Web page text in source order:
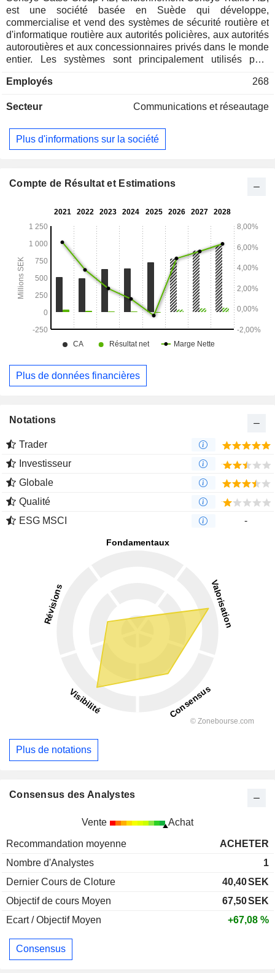
est une société basée en Suède qui développe,
commercialise et vend des systèmes de sécurité routière et
d'informatique routière aux autorités policières, aux autorités
autoroutières et aux concessionnaires privés dans le monde
entier. Les systèmes sont principalement utilisés pour
principal produit de la société est le radar de poursuite
vitesse de chaque véhicule indépendamment des conditions
fins telles que le contrôle de la vitesse, le contrôle des feux
rouges, le comptage du trafic et la surveillance des
contrôle des feux rouges, la sécurité de la vitesse et la
société avait une filiale à part entière, SENSYS International
Employés 268
Secteur Communications et réseautage
Plus d'informations sur la société
Compte de Résultat et Estimations
Plus de données financières
Notations
Trader
Investisseur
Globale
Qualité
ESG MSCI
-
Plus de notations
Consensus des Analystes
Vente Achat
Recommandation moyenne
ACHETER
Nombre d'Analystes
1
Dernier Cours de Cloture
40,40SEK
Objectif de cours Moyen
67,50SEK
Ecart / Objectif Moyen
+67,08 %
Consensus